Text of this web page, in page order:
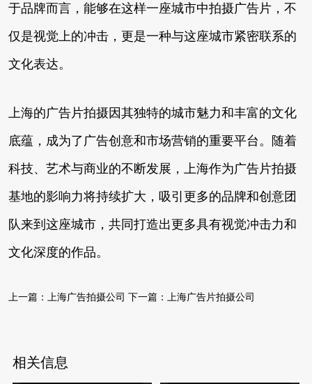
于品牌而言，能够在这样一座城市中拍摄广告片，不
仅是视觉上的冲击，更是一种与这座城市紧密联系的
文化表达。
上海的广告片拍摄因其独特的城市魅力和丰富的文化
底蕴，成为了广告创意和市场营销的重要平台。随着
科技、艺术与商业的不断发展，上海作为广告片拍摄
基地的影响力将持续扩大，吸引更多的品牌和创意团
队来到这座城市，共同打造出更多具有视觉冲击力和
文化深度的作品。
上一篇： 上海广告拍摄公司 下一篇： 上海广告片拍摄公司
相关信息